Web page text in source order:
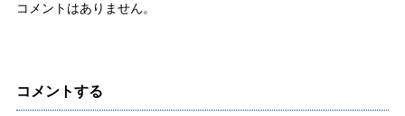
コメントはありません。
コメントする